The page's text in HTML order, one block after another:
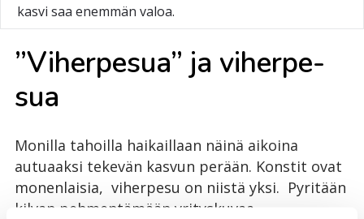
kasvi saa enemmän valoa.
”Vi­her­pe­sua” ja vi­her­pe­
sua
Monilla tahoilla haikaillaan näinä aikoina
autuaaksi tekevän kasvun perään. Konstit ovat
monenlaisia, viherpesu on niistä yksi. Pyritään
kilvan pehmentämään yrityskuvaa